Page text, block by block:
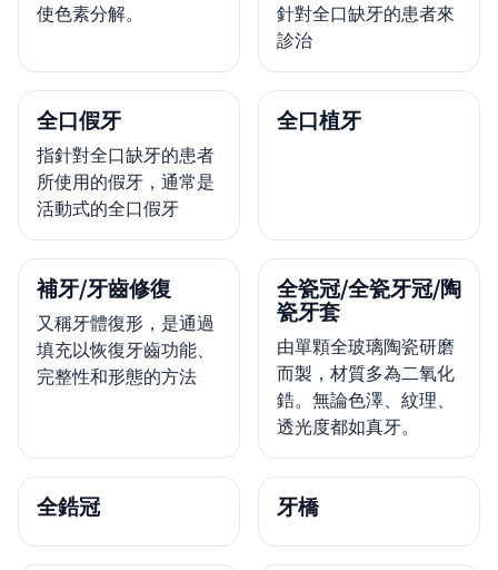
使色素分解。
針對全口缺牙的患者來
診治
全口假牙
指針對全口缺牙的患者
所使用的假牙，通常是
活動式的全口假牙
全口植牙
補牙/牙齒修復
又稱牙體復形，是通過
填充以恢復牙齒功能、
完整性和形態的方法
全瓷冠/全瓷牙冠/陶
瓷牙套
由單顆全玻璃陶瓷研磨
而製，材質多為二氧化
鋯。無論色澤、紋理、
透光度都如真牙。
全鋯冠 牙橋